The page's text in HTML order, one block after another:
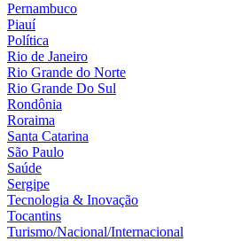
Pernambuco
Piauí
Política
Rio de Janeiro
Rio Grande do Norte
Rio Grande Do Sul
Rondônia
Roraima
Santa Catarina
São Paulo
Saúde
Sergipe
Tecnologia & Inovação
Tocantins
Turismo/Nacional/Internacional